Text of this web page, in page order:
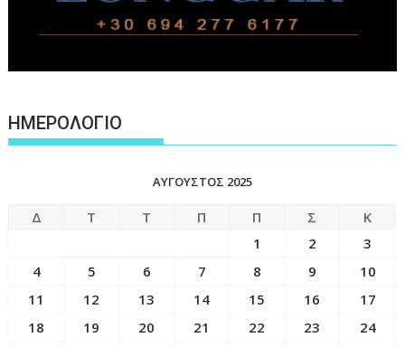
ΗΜΕΡΟΛΟΓΙΟ
ΑΎΓΟΥΣΤΟΣ 2025
Δ Τ Τ Π Π Σ
Κ
1
2
3
4
5 6 7 8 9
10
11
12 13 14 15 16
17
18
19 20 21 22 23
24